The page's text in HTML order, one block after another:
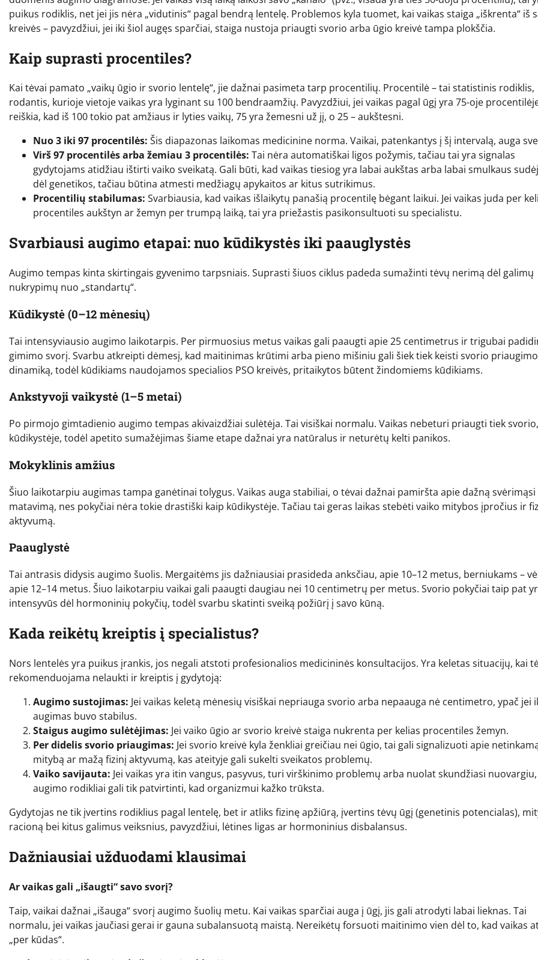
puikus rodiklis, net jei jis nėra „vidutinis“ pagal bendrą lentelę. Problemos kyla tuomet, kai vaikas staiga „iškrenta“ iš
kreivės – pavyzdžiui, jei iki šiol augęs sparčiai, staiga nustoja priaugti svorio arba ūgio kreivė tampa plokščia.
Kaip suprasti procentiles?
Kai tėvai pamato „vaikų ūgio ir svorio lentelę“, jie dažnai pasimeta tarp procentilių. Procentilė – tai statistinis rodiklis,
rodantis, kurioje vietoje vaikas yra lyginant su 100 bendraamžių. Pavyzdžiui, jei vaikas pagal ūgį yra 75-oje
reiškia, kad iš 100 tokio pat amžiaus ir lyties vaikų, 75 yra žemesni už jį, o 25 – aukštesni.
Nuo 3 iki 97 procentilės: Šis diapazonas laikomas medicinine norma. Vaikai, patenkantys į šį intervalą, auga
Virš 97 procentilės arba žemiau 3 procentilės: Tai nėra automatiškai ligos požymis, tačiau tai yra signalas
gydytojams atidžiau ištirti vaiko sveikatą. Gali būti, kad vaikas tiesiog yra labai aukštas arba labai smulkaus
dėl genetikos, tačiau būtina atmesti medžiagų apykaitos ar kitus sutrikimus.
Procentilių stabilumas: Svarbiausia, kad vaikas išlaikytų panašią procentilę bėgant laikui. Jei vaikas juda per
procentiles aukštyn ar žemyn per trumpą laiką, tai yra priežastis pasikonsultuoti su specialistu.
Svarbiausi augimo etapai: nuo kūdikystės iki paauglystės
Augimo tempas kinta skirtingais gyvenimo tarpsniais. Suprasti šiuos ciklus padeda sumažinti tėvų nerimą dėl galimų
nukrypimų nuo „standartų“.
Kūdikystė (0–12 mėnesių)
Tai intensyviausio augimo laikotarpis. Per pirmuosius metus vaikas gali paaugti apie 25 centimetrus ir trigubai
gimimo svorį. Svarbu atkreipti dėmesį, kad maitinimas krūtimi arba pieno mišiniu gali šiek tiek keisti svorio priaugimo
dinamiką, todėl kūdikiams naudojamos specialios PSO kreivės, pritaikytos būtent žindomiems kūdikiams.
Ankstyvoji vaikystė (1–5 metai)
Po pirmojo gimtadienio augimo tempas akivaizdžiai sulėtėja. Tai visiškai normalu. Vaikas nebeturi priaugti tiek
kūdikystėje, todėl apetito sumažėjimas šiame etape dažnai yra natūralus ir neturėtų kelti panikos.
Mokyklinis amžius
Šiuo laikotarpiu augimas tampa ganėtinai tolygus. Vaikas auga stabiliai, o tėvai dažnai pamiršta apie dažną
matavimą, nes pokyčiai nėra tokie drastiški kaip kūdikystėje. Tačiau tai geras laikas stebėti vaiko mitybos įpročius ir
aktyvumą.
Paauglystė
Tai antrasis didysis augimo šuolis. Mergaitėms jis dažniausiai prasideda anksčiau, apie 10–12 metus, berniukams –
apie 12–14 metus. Šiuo laikotarpiu vaikai gali paaugti daugiau nei 10 centimetrų per metus. Svorio pokyčiai taip pat
intensyvūs dėl hormoninių pokyčių, todėl svarbu skatinti sveiką požiūrį į savo kūną.
Kada reikėtų kreiptis į specialistus?
Nors lentelės yra puikus įrankis, jos negali atstoti profesionalios medicininės konsultacijos. Yra keletas situacijų, kai
rekomenduojama nelaukti ir kreiptis į gydytoją:
Augimo sustojimas: Jei vaikas keletą mėnesių visiškai nepriauga svorio arba nepaauga nė centimetro, ypač jei
augimas buvo stabilus.
Staigus augimo sulėtėjimas: Jei vaiko ūgio ar svorio kreivė staiga nukrenta per kelias procentiles žemyn.
Per didelis svorio priaugimas: Jei svorio kreivė kyla ženkliai greičiau nei ūgio, tai gali signalizuoti apie
mitybą ar mažą fizinį aktyvumą, kas ateityje gali sukelti sveikatos problemų.
Vaiko savijauta: Jei vaikas yra itin vangus, pasyvus, turi virškinimo problemų arba nuolat skundžiasi nuovargiu,
augimo rodikliai gali tik patvirtinti, kad organizmui kažko trūksta.
Gydytojas ne tik įvertins rodiklius pagal lentelę, bet ir atliks fizinę apžiūrą, įvertins tėvų ūgį (genetinis potencialas),
racioną bei kitus galimus veiksnius, pavyzdžiui, lėtines ligas ar hormoninius disbalansus.
Dažniausiai užduodami klausimai
Ar vaikas gali „išaugti“ savo svorį?
Taip, vaikai dažnai „išauga“ svorį augimo šuolių metu. Kai vaikas sparčiai auga į ūgį, jis gali atrodyti labai lieknas. Tai
normalu, jei vaikas jaučiasi gerai ir gauna subalansuotą maistą. Nereikėtų forsuoti maitinimo vien dėl to, kad vaikas
„per kūdas“.